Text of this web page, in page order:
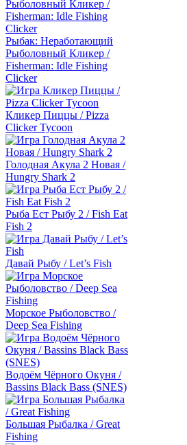
Рыбак: Неработающий
Рыболовный Кликер /
Fisherman: Idle Fishing
Clicker
Кликер Пиццы / Pizza
Clicker Tycoon
Голодная Акула 2 Новая /
Hungry Shark 2
Рыба Ест Рыбу 2 / Fish Eat
Fish 2
Давай Рыбу / Let’s Fish
Морское Рыболовство /
Deep Sea Fishing
Водоём Чёрного Окуня /
Bassins Black Bass (SNES)
Большая Рыбалка / Great
Fishing